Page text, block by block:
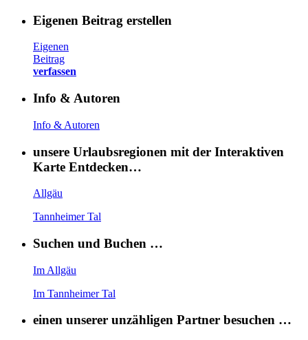
Eigenen Beitrag erstellen
Eigenen
Beitrag
verfassen
Info & Autoren
Info & Autoren
unsere Urlaubsregionen mit der Interaktiven
Karte Entdecken…
Allgäu
Tannheimer Tal
Suchen und Buchen …
Im Allgäu
Im Tannheimer Tal
einen unserer unzähligen Partner besuchen …